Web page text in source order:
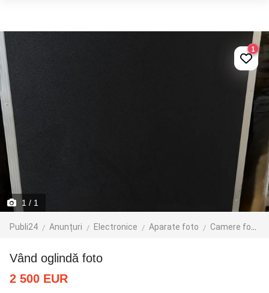
1 / 1
Publi24 Anunțuri Electronice Aparate foto Camere foto digitale
1
Vând oglindă foto
2 500 EUR